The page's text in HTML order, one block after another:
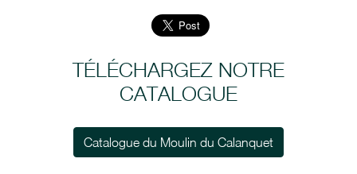
TÉLÉCHARGEZ NOTRE
CATALOGUE
Catalogue du Moulin du Calanquet